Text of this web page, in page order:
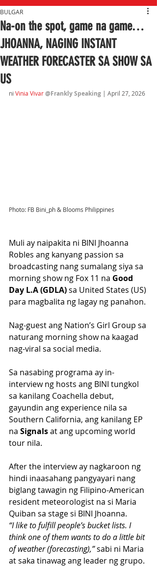
Na-on the spot, game na game…
JHOANNA, NAGING INSTANT
WEATHER FORECASTER SA SHOW SA
US
BULGAR
ni Vinia Vivar@Frankly Speaking | April 27, 2026
Photo: FB Bini_ph & Blooms Philippines
Muli ay naipakita ni BINI Jhoanna
Robles ang kanyang passion sa
broadcasting nang sumalang siya sa
morning show ng Fox 11 na Good
Day L.A (GDLA) sa United States (US)
para magbalita ng lagay ng panahon.
Nag-guest ang Nation’s Girl Group sa
naturang morning show na kaagad
nag-viral sa social media.
Sa nasabing programa ay in-
interview ng hosts ang BINI tungkol
sa kanilang Coachella debut,
gayundin ang experience nila sa
Southern California, ang kanilang EP
na Signals at ang upcoming world
tour nila.
After the interview ay nagkaroon ng
hindi inaasahang pangyayari nang
biglang tawagin ng Filipino-American
resident meteorologist na si Maria
Quiban sa stage si BINI Jhoanna.
“I like to fulfill people’s bucket lists. I
think one of them wants to do a little bit
of weather (forecasting),” sabi ni Maria
at saka tinawag ang leader ng grupo.